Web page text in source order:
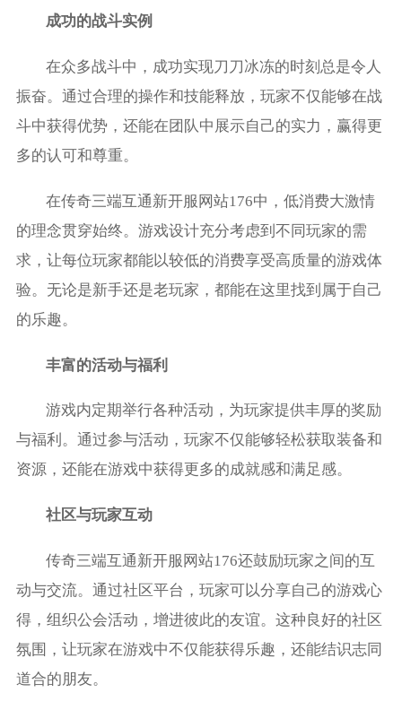
成功的战斗实例
在众多战斗中，成功实现刀刀冰冻的时刻总是令人
振奋。通过合理的操作和技能释放，玩家不仅能够在战
斗中获得优势，还能在团队中展示自己的实力，赢得更
多的认可和尊重。
在传奇三端互通新开服网站176中，低消费大激情
的理念贯穿始终。游戏设计充分考虑到不同玩家的需
求，让每位玩家都能以较低的消费享受高质量的游戏体
验。无论是新手还是老玩家，都能在这里找到属于自己
的乐趣。
丰富的活动与福利
游戏内定期举行各种活动，为玩家提供丰厚的奖励
与福利。通过参与活动，玩家不仅能够轻松获取装备和
资源，还能在游戏中获得更多的成就感和满足感。
社区与玩家互动
传奇三端互通新开服网站176还鼓励玩家之间的互
动与交流。通过社区平台，玩家可以分享自己的游戏心
得，组织公会活动，增进彼此的友谊。这种良好的社区
氛围，让玩家在游戏中不仅能获得乐趣，还能结识志同
道合的朋友。